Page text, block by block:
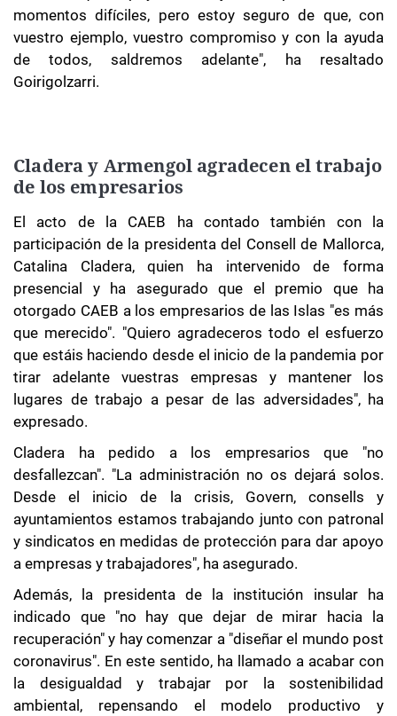
momentos difíciles, pero estoy seguro de que, con
vuestro ejemplo, vuestro compromiso y con la ayuda
de todos, saldremos adelante", ha resaltado
Goirigolzarri.
Cladera y Armengol agradecen el trabajo
de los empresarios
El acto de la CAEB ha contado también con la
participación de la presidenta del Consell de Mallorca,
Catalina Cladera, quien ha intervenido de forma
presencial y ha asegurado que el premio que ha
otorgado CAEB a los empresarios de las Islas "es más
que merecido". "Quiero agradeceros todo el esfuerzo
que estáis haciendo desde el inicio de la pandemia por
tirar adelante vuestras empresas y mantener los
lugares de trabajo a pesar de las adversidades", ha
expresado.
Cladera ha pedido a los empresarios que "no
desfallezcan". "La administración no os dejará solos.
Desde el inicio de la crisis, Govern, consells y
ayuntamientos estamos trabajando junto con patronal
y sindicatos en medidas de protección para dar apoyo
a empresas y trabajadores", ha asegurado.
Además, la presidenta de la institución insular ha
indicado que "no hay que dejar de mirar hacia la
recuperación" y hay comenzar a "diseñar el mundo post
coronavirus". En este sentido, ha llamado a acabar con
la desigualdad y trabajar por la sostenibilidad
ambiental, repensando el modelo productivo y